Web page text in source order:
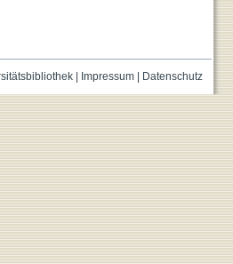
| Impressum| Datenschutz